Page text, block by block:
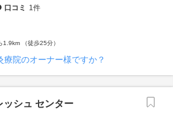
口コミ 1件
1.9km （徒歩25分）
療院のオーナー様ですか？
ッシュ センター